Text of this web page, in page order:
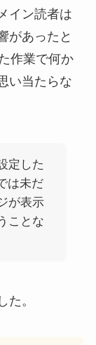
イン読者は
があったと
作業で何か
い当たらな
定した
は未だ
が表示
ことな
た。